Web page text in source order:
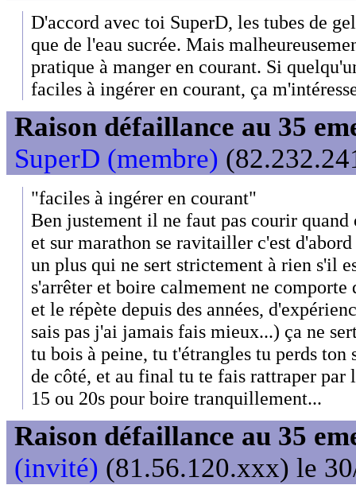
D'accord avec toi SuperD, les tubes de
que de l'eau sucrée. Mais
pratique à manger en courant. Si
faciles à ingérer en courant, ça
Raison défaillance au 35
SuperD (membre)
"faciles à ingérer en courant"
Ben justement il ne faut pas courir
et sur marathon se ravitailler c'est
un plus qui ne sert strictement à rien s'il
s'arrêter et boire calmement ne comporte
et le répète depuis des années,
sais pas j'ai jamais fais mieux...) ça ne
tu bois à peine, tu t'étrangles tu perds
de côté, et au final tu te fais rattraper par
15 ou 20s pour boire tranquillement...
Raison défaillance au 35
(invité) (81.56.120.xxx) le